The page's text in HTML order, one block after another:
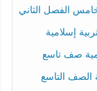
الفصل الثاني
إسلامية
صف تاسع